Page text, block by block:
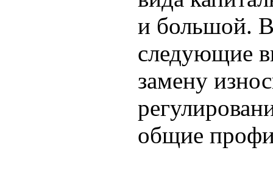
и большой.
следующие
замену
общие